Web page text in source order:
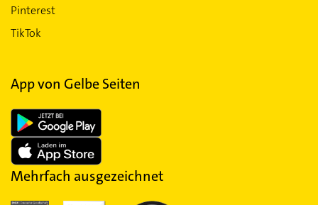
Pinterest
TikTok
App von Gelbe Seiten
Mehrfach ausgezeichnet